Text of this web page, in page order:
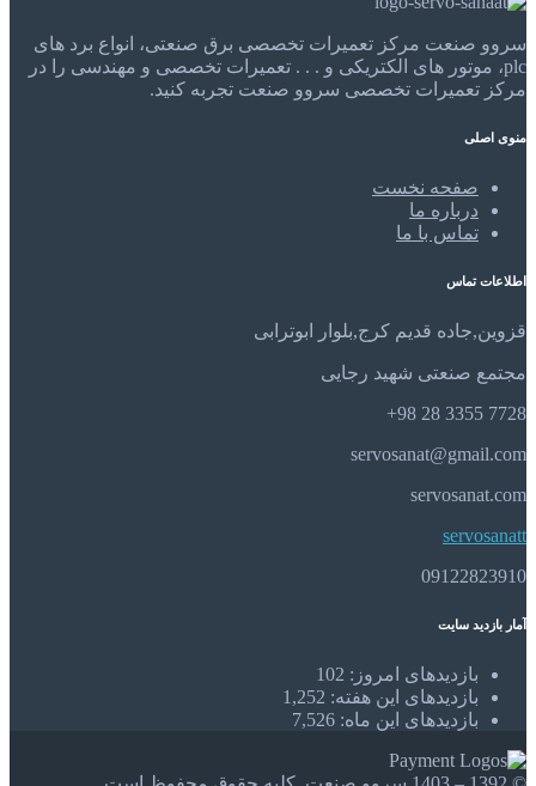
سروو صنعت مرکز تعمیرات تخصصی برق صنعتی، انواع برد های
plc، موتور های الکتریکی و . . . تعمیرات تخصصی و مهندسی را در
مرکز تعمیرات تخصصی سروو صنعت تجربه کنید.
منوی اصلی
صفحه نخست
درباره ما
تماس با ما
اطلاعات تماس
قزوین,جاده قدیم کرج,بلوار ابوترابی
مجتمع صنعتی شهید رجایی
7728 3355 28 98+
servosanat@gmail.com
servosanat.com
servosanatt
09122823910
آمار بازدید سایت
بازدیدهای امروز: 102
بازدیدهای این هفته: 1,252
بازدیدهای این ماه: 7,526